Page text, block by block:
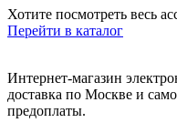
Хотите посмотреть весь
Перейти в каталог
Интернет-магазин
доставка по Москве и
предоплаты.